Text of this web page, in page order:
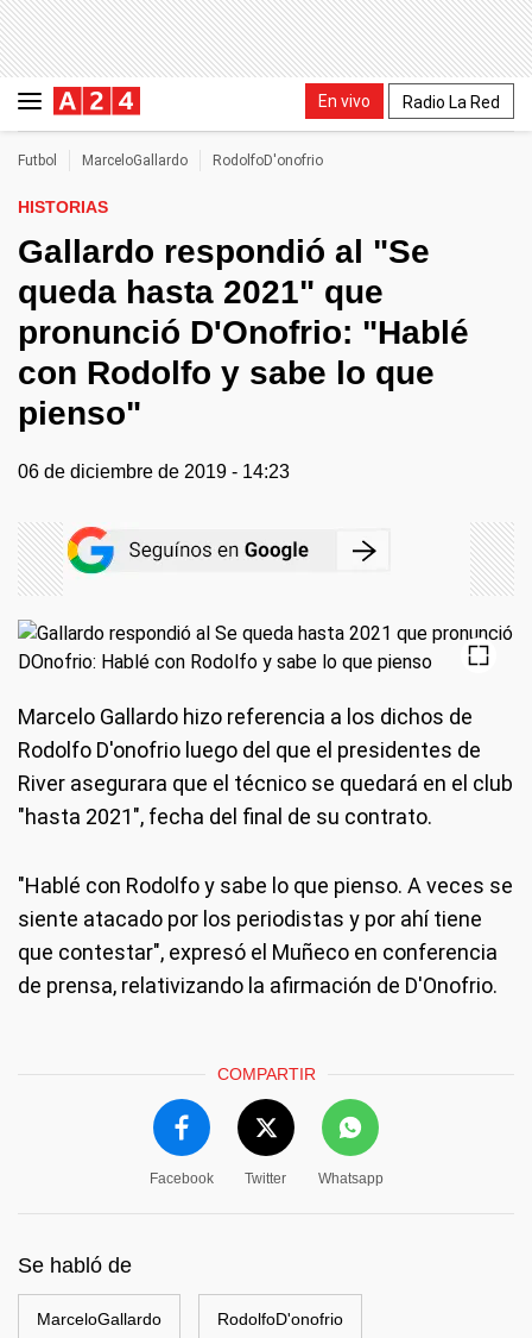
En vivo Radio La Red
Futbol MarceloGallardo RodolfoD'onofrio
HISTORIAS
Gallardo respondió al "Se
queda hasta 2021" que
pronunció D'Onofrio: "Hablé
con Rodolfo y sabe lo que
pienso"
06 de diciembre de 2019 - 14:23
Marcelo Gallardo hizo referencia a los dichos de
Rodolfo D'onofrio luego del que el presidentes de
River asegurara que el técnico se quedará en el club
"hasta 2021", fecha del final de su contrato.
"Hablé con Rodolfo y sabe lo que pienso. A veces se
siente atacado por los periodistas y por ahí tiene
que contestar", expresó el Muñeco en conferencia
de prensa, relativizando la afirmación de D'Onofrio.
COMPARTIR
Facebook Twitter Whatsapp
Se habló de
MarceloGallardo RodolfoD'onofrio